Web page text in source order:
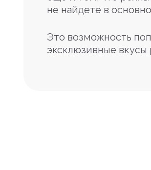
не найдете в
Это возможность
эксклюзивные вкусы